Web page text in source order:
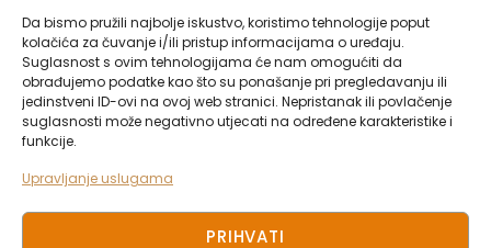
Da bismo pružili najbolje iskustvo, koristimo tehnologije poput
kolačića za čuvanje i/ili pristup informacijama o uređaju.
Suglasnost s ovim tehnologijama će nam omogućiti da
obrađujemo podatke kao što su ponašanje pri pregledavanju ili
jedinstveni ID-ovi na ovoj web stranici. Nepristanak ili povlačenje
suglasnosti može negativno utjecati na određene karakteristike i
funkcije.
Upravljanje uslugama
PRIHVATI
Facebook
Facebook
Politika kolačića
SLAŽEM SE